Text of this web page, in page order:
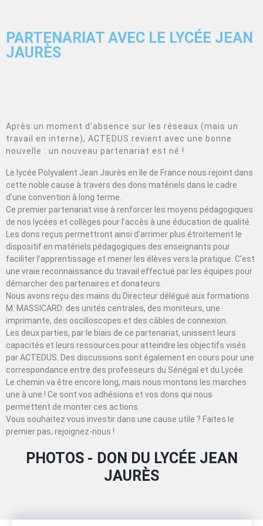
PARTENARIAT AVEC LE LYCÉE JEAN
JAURÈS
Après un moment d’absence sur les réseaux (mais un
travail en interne), ACTEDUS revient avec une bonne
nouvelle : un nouveau partenariat est né !
Le lycée Polyvalent Jean Jaurès en île de France nous rejoint dans
cette noble cause à travers des dons matériels dans le cadre
d’une convention à long terme.
Ce premier partenariat vise à renforcer les moyens pédagogiques
de nos lycées et collèges pour l’accès à une éducation de qualité.
Les dons reçus permettront ainsi d’arrimer plus étroitement le
dispositif en matériels pédagogiques des enseignants pour
faciliter l’apprentissage et mener les élèves vers la pratique. C’est
une vraie reconnaissance du travail effectué par les équipes pour
démarcher des partenaires et donateurs.
Nous avons reçu des mains du Directeur délégué aux formations
M. MASSICARD: des unités centrales, des moniteurs, une
imprimante, des oscilloscopes et des câbles de connexion.
Les deux parties, par le biais de ce partenariat, unissent leurs
capacités et leurs ressources pour atteindre les objectifs visés
par ACTEDUS. Des discussions sont également en cours pour une
correspondance entre des professeurs du Sénégal et du Lycée.
Le chemin va être encore long, mais nous montons les marches
une à une ! Ce sont vos adhésions et vos dons qui nous
permettent de monter ces actions.
Vous souhaitez vous investir dans une cause utile ? Faites le
premier pas, rejoignez-nous !
PHOTOS - DON DU LYCÉE JEAN
JAURÈS